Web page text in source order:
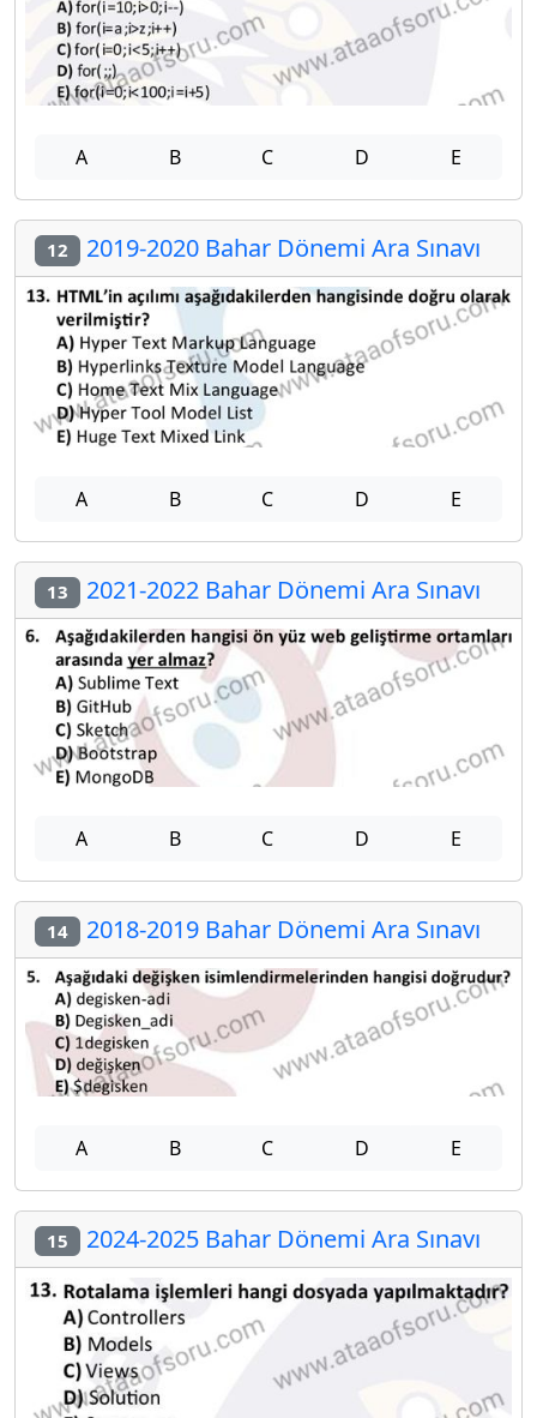
A B C D E
12 2019-2020 Bahar Dönemi Ara Sınavı
A B C D E
13 2021-2022 Bahar Dönemi Ara Sınavı
A B C D E
14 2018-2019 Bahar Dönemi Ara Sınavı
A B C D E
15 2024-2025 Bahar Dönemi Ara Sınavı